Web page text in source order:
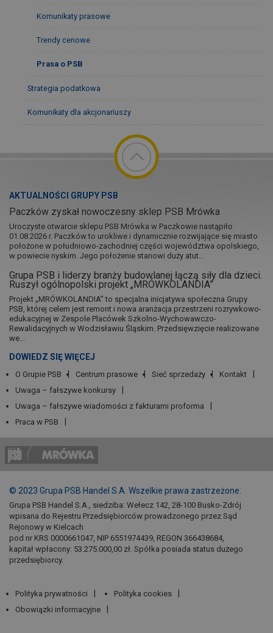
Komunikaty prasowe
Trendy cenowe
Prasa o PSB
Strategia podatkowa
Komunikaty dla akcjonariuszy
AKTUALNOŚCI GRUPY PSB
Paczków zyskał nowoczesny sklep PSB Mrówka
Uroczyste otwarcie sklepu PSB Mrówka w Paczkowie nastąpiło
01.08.2026 r. Paczków to urokliwe i dynamicznie rozwijające się miasto
położone w południowo-zachodniej części województwa opolskiego,
w powiecie nyskim. Jego położenie stanowi duży atut...
Grupa PSB i liderzy branży budowlanej łączą siły dla dzieci.
Ruszył ogólnopolski projekt „MRÓWKOLANDIA”
Projekt „MRÓWKOLANDIA” to specjalna inicjatywa społeczna Grupy
PSB, której celem jest remont i nowa aranżacja przestrzeni rozrywkowo-
edukacyjnej w Zespole Placówek Szkolno-Wychowawczo-
Rewalidacyjnych w Wodzisławiu Śląskim. Przedsięwzięcie realizowane
we...
DOWIEDZ SIĘ WIĘCEJ
O Grupie PSB Centrum prasowe Sieć sprzedaży
Kontakt
Uwaga – fałszywe konkursy
Uwaga – fałszywe wiadomości z fakturami proforma
Praca w PSB
© 2023 Grupa PSB Handel S.A. Wszelkie prawa zastrzeżone.
Grupa PSB Handel S.A., siedziba: Wełecz 142, 28-100 Busko-Zdrój
wpisana do Rejestru Przedsiębiorców prowadzonego przez Sąd
Rejonowy w Kielcach
pod nr KRS 0000661047, NIP 6551974439, REGON 366438684,
kapitał wpłacony: 53.275.000,00 zł. Spółka posiada status dużego
przedsiębiorcy.
Polityka prywatności
Polityka cookies
Obowiązki informacyjne